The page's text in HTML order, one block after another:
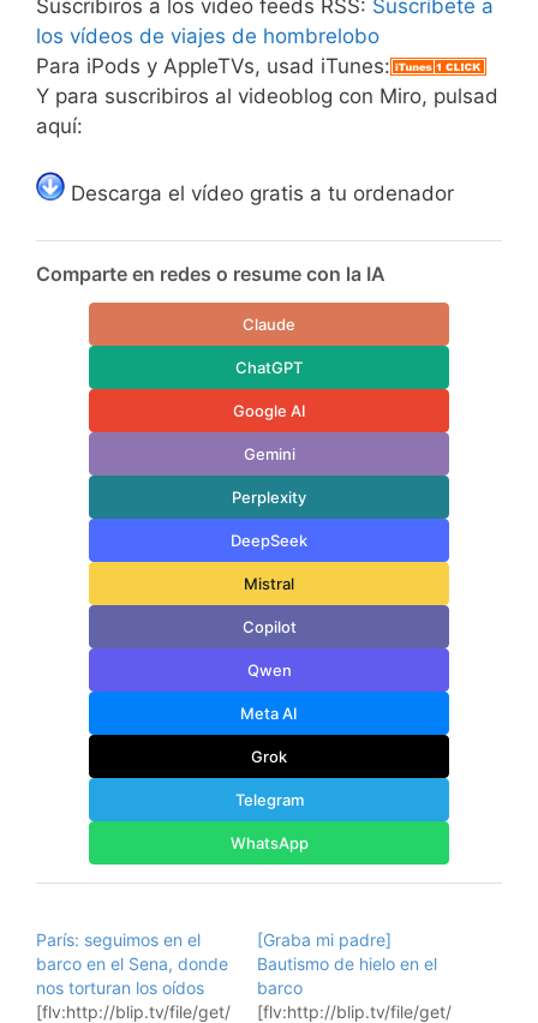
Suscribiros a los video feeds RSS: Suscríbete a
los vídeos de viajes de hombrelobo
Para iPods y AppleTVs, usad iTunes:
Y para suscribiros al videoblog con Miro, pulsad
aquí:
Descarga el vídeo gratis a tu ordenador
Comparte en redes o resume con la IA
Claude
ChatGPT
Google AI
Gemini
Perplexity
DeepSeek
Mistral
Copilot
Qwen
Meta AI
Grok
Telegram
WhatsApp
París: seguimos en el
barco en el Sena, donde
nos torturan los oídos
[flv:http://blip.tv/file/get/
[Graba mi padre]
Bautismo de hielo en el
barco
[flv:http://blip.tv/file/get/